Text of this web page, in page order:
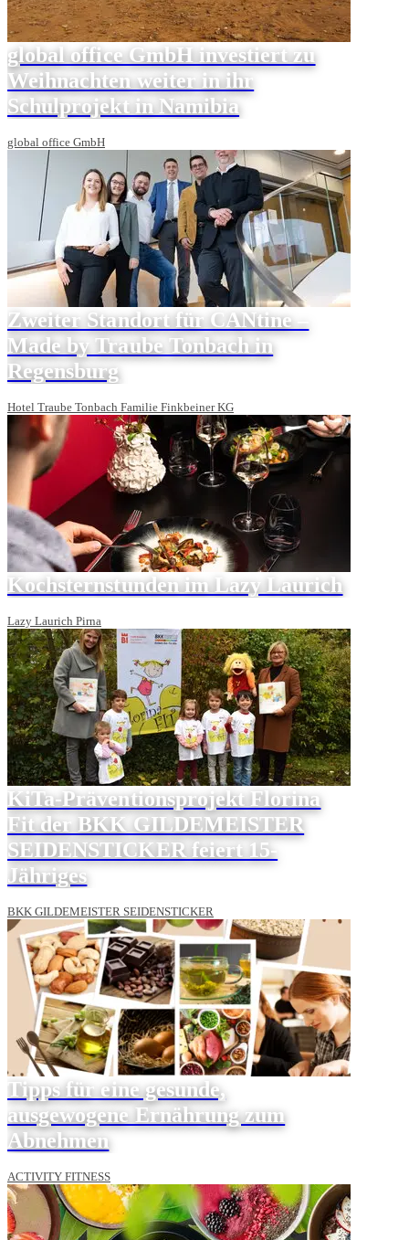
global office GmbH investiert zu
Weihnachten weiter in ihr
Schulprojekt in Namibia
global office GmbH
Zweiter Standort für CANtine –
Made by Traube Tonbach in
Regensburg
Hotel Traube Tonbach Familie Finkbeiner KG
Kochsternstunden im Lazy Laurich
Lazy Laurich Pirna
KiTa-Präventionsprojekt Florina
Fit der BKK GILDEMEISTER
SEIDENSTICKER feiert 15-
Jähriges
BKK GILDEMEISTER SEIDENSTICKER
Tipps für eine gesunde,
ausgewogene Ernährung zum
Abnehmen
ACTIVITY FITNESS